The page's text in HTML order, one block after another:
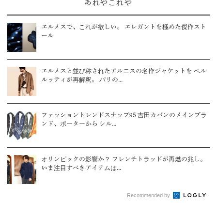
あれやこれや
エルメスで、これが欲しい。 エレガントを極めた傑作スト
ール
エルメスと並び称されたアルニスの名作ジャケットを ベル
ルッティが再解釈。 パリの...
ファッショントレンドスナップ95 吉田カバンのメインブラ
ンド、ポーターから シル...
オリンピックの影響か？ フレンチトラッドが再燃の兆し。
いま注目すべきアイテムは...
Recommended by